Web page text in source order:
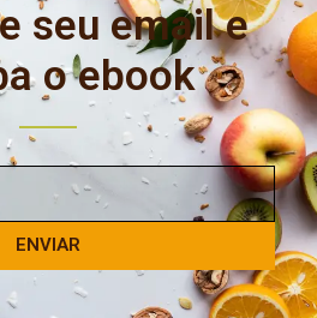
seu email e
o ebook
ENVIAR